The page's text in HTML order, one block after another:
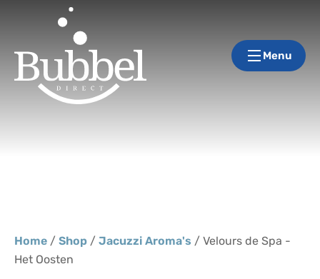
Menu
Home / Shop / Jacuzzi Aroma's / Velours de Spa -
Het Oosten